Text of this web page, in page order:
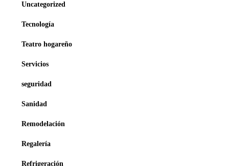
Uncategorized
Tecnología
Teatro hogareño
Servicios
seguridad
Sanidad
Remodelación
Regalería
Refrigeración